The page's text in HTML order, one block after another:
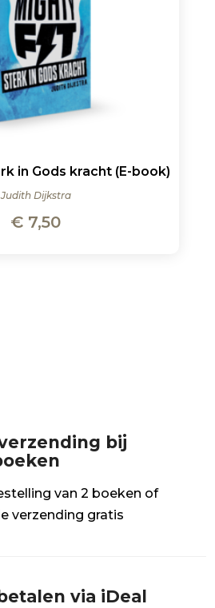
in Gods kracht (E-book)
Judith Dijkstra
€ 7,50
bij
van 2 boeken of
verzending gratis
via iDeal